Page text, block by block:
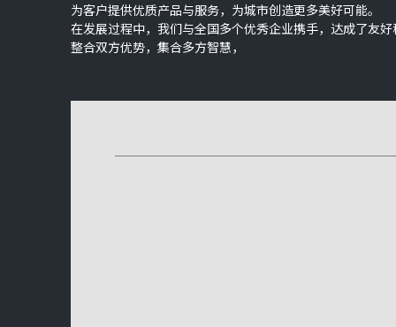
为客户提供优质产品与服务，为城市创造更多美好可能。
在发展过程中，我们与全国多个优秀企业携手，达成了友
整合双方优势，集合多方智慧，